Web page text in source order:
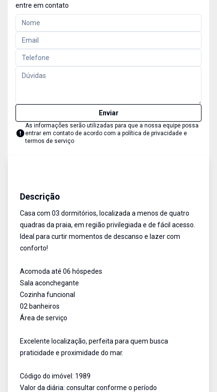
entre em contato
Enviar
As informações serão utilizadas para que a nossa equipe possa
entrar em contato de acordo com a política de privacidade e
termos de serviço
Descrição
Casa com 03 dormitórios, localizada a menos de quatro
quadras da praia, em região privilegiada e de fácil acesso.
Ideal para curtir momentos de descanso e lazer com
conforto!
Acomoda até 06 hóspedes
Sala aconchegante
Cozinha funcional
02 banheiros
Área de serviço
Excelente localização, perfeita para quem busca
praticidade e proximidade do mar.
Código do imóvel: 1989
Valor da diária: consultar conforme o período